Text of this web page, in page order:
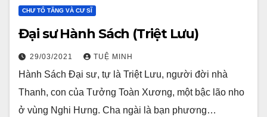
CHƯ TỔ TĂNG VÀ CƯ SĨ
Đại sư Hành Sách (Triệt Lưu)
29/03/2021 TUỆ MINH
Hành Sách Đại sư, tự là Triệt Lưu, người đời nhà
Thanh, con của Tưởng Toàn Xương, một bậc lão nho
ở vùng Nghi Hưng. Cha ngài là bạn phương…